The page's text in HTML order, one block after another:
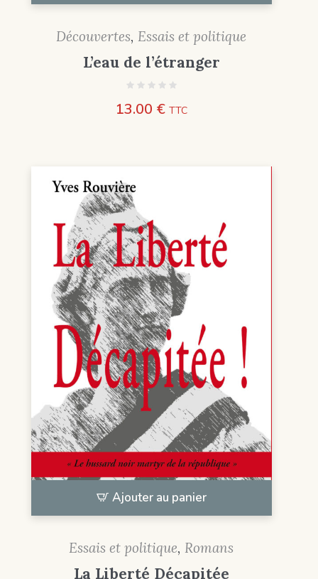
Découvertes, Essais et politique
L’eau de l’étranger
13.00 € TTC
Ajouter au panier
Essais et politique, Romans
La Liberté Décapitée